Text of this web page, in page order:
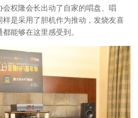
权隆会长出动了自家的唱盘、唱
是采用了胆机作为推动，发烧友喜
能够在这里感受到。